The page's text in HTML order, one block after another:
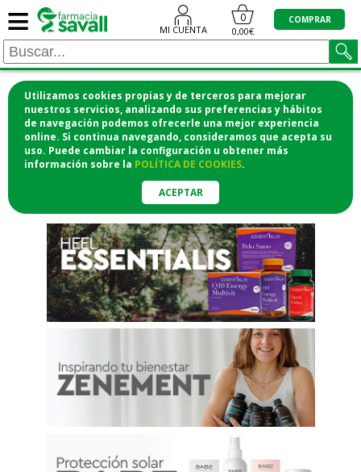
Utilizamos cookies propias y de terceros para mejorar
nuestros servicios, analizando sus preferencias y hábitos
de navegación podemos ofrecerle una mejor experiencia
online. Si continua navegando, consideramos que acepta su
uso. Puede cambiar la configuración u obtener más
información sobre la POLÍTICA DE COOKIES.
ACEPTAR
≡ MI CUENTA
0
0,00€
COMPRAR
¡COMPRA CÓMODAMENTE
DESDE CASA Y RECOGE EN LA
FARMACIA!o si lo prefieres te lo mandamos
a casa